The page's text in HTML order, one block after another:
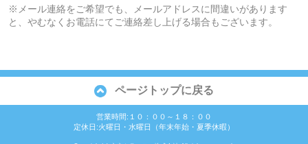
※メール連絡をご希望でも、メールアドレスに間違いがあります
と、やむなくお電話にてご連絡差し上げる場合もございます。
ページトップに戻る
営業時間:１０：００～１８：００
定休日:火曜日・水曜日（年末年始・夏季休暇）